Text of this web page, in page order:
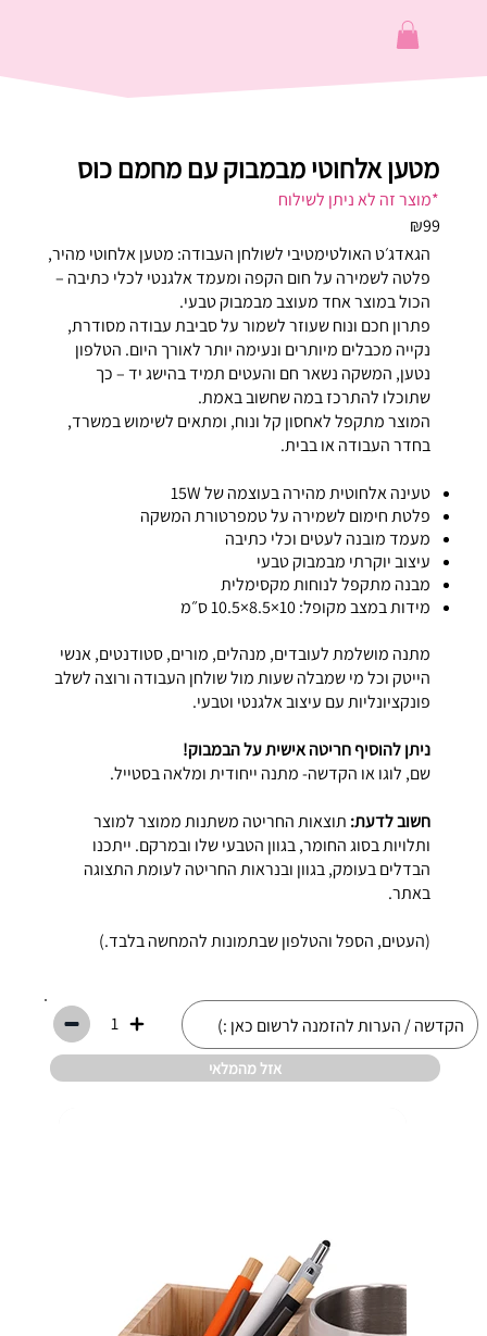
מטען אלחוטי מבמבוק עם מחמם כוס
*מוצר זה לא ניתן לשילוח
₪99
הגאדג׳ט האולטימטיבי לשולחן העבודה: מטען אלחוטי מהיר,
פלטה לשמירה על חום הקפה ומעמד אלגנטי לכלי כתיבה –
הכול במוצר אחד מעוצב מבמבוק טבעי.
פתרון חכם ונוח שעוזר לשמור על סביבת עבודה מסודרת,
נקייה מכבלים מיותרים ונעימה יותר לאורך היום. הטלפון
נטען, המשקה נשאר חם והעטים תמיד בהישג יד – כך
שתוכלו להתרכז במה שחשוב באמת.
המוצר מתקפל לאחסון קל ונוח, ומתאים לשימוש במשרד,
בחדר העבודה או בבית.
טעינה אלחוטית מהירה בעוצמה של 15W
פלטת חימום לשמירה על טמפרטורת המשקה
מעמד מובנה לעטים וכלי כתיבה
עיצוב יוקרתי מבמבוק טבעי
מבנה מתקפל לנוחות מקסימלית
מידות במצב מקופל: 10×8.5×10.5 ס״מ
מתנה מושלמת לעובדים, מנהלים, מורים, סטודנטים, אנשי
הייטק וכל מי שמבלה שעות מול שולחן העבודה ורוצה לשלב
פונקציונליות עם עיצוב אלגנטי וטבעי.
ניתן להוסיף חריטה אישית על הבמבוק!
שם, לוגו או הקדשה- מתנה ייחודית ומלאה בסטייל.
חשוב לדעת: תוצאות החריטה משתנות ממוצר למוצר
ותלויות בסוג החומר, בגוון הטבעי שלו ובמרקם. ייתכנו
הבדלים בעומק, בגוון ובנראות החריטה לעומת התצוגה
באתר.
(העטים, הספל והטלפון שבתמונות להמחשה בלבד.)
1
אזל מהמלאי